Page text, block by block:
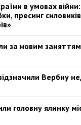
в умовах війни:
пресинг
за новим
Вербну
головну ялинку